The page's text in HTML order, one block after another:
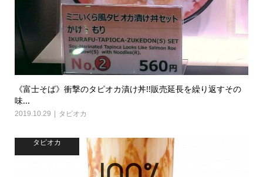
《富士そば》衝撃のタピオカ漬け丼!!販売延長を繰り返すその
味...
2019.10.29 タピオカ
タピオカ